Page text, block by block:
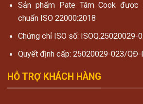
Sản phẩm Pate Tâm Cook
chuẩn ISO 22000:2018
Chứng chỉ ISO số: ISOQ.25020029-
Quyết định cấp: 25020029-023/QĐ-
HỖ TRỢ KHÁCH HÀNG